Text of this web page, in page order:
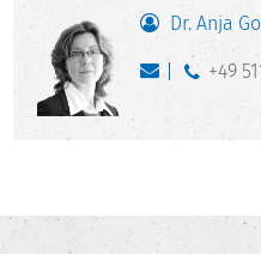
Dr. Anja
+49